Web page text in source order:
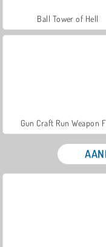
Ball Tower of Hell
Gun Craft Run Weapon